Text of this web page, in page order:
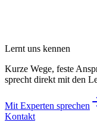
Lernt uns kennen
Kurze Wege, feste
sprecht direkt mit den
Mit Experten sprechen
Kontakt